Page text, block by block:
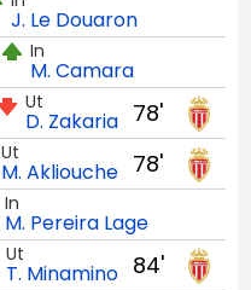
J. Le Douaron
In
M. Camara
78'
Ut
D. Zakaria
78'
Ut
M. Akliouche
In
M. Pereira Lage
84'
Ut
T. Minamino